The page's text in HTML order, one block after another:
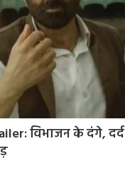
विभाजन के दंगे,